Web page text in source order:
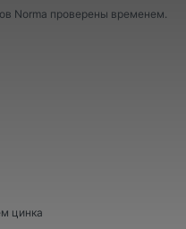
Norma проверены временем.
цинка